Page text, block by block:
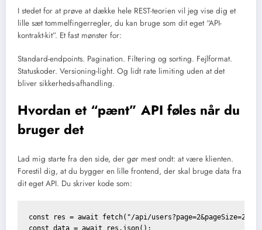
I stedet for at prøve at dække hele REST-teorien vil jeg vise dig et
lille sæt tommelfingerregler, du kan bruge som dit eget “API-
kontrakt-kit”. Et fast mønster for:
Standard-endpoints. Pagination. Filtering og sorting. Fejlformat.
Statuskoder. Versioning-light. Og lidt rate limiting uden at det
bliver sikkerheds-afhandling.
Hvordan et “pænt” API føles når du
bruger det
Lad mig starte fra den side, der gør mest ondt: at være klienten.
Forestil dig, at du bygger en lille frontend, der skal bruge data fra
dit eget API. Du skriver kode som:
const res = await fetch("/api/users?page=2&pageSize=20");